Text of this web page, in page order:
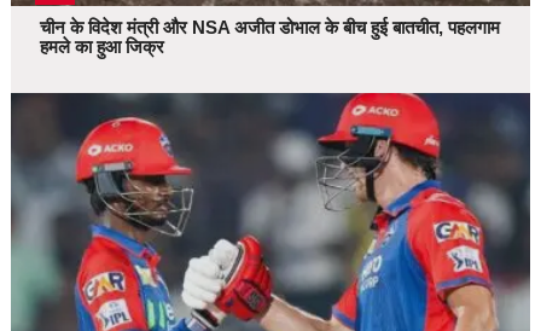
चीन के विदेश मंत्री और NSA अजीत डोभाल के बीच हुई बातचीत, पहलगाम
हमले का हुआ जिक्र